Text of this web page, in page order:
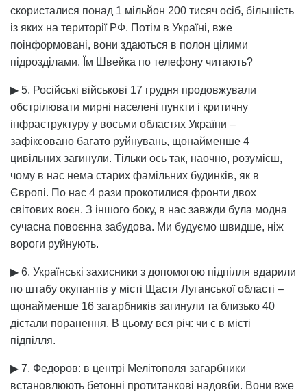
скористалися понад 1 мільйон 200 тисяч осіб, більшість
із яких на території РФ. Потім в Україні, вже
поінформовані, вони здаються в полон цілими
підрозділами. Їм Швейка по телефону читають?
▶ 5. Російські військові 17 грудня продовжували
обстрілювати мирні населені пункти і критичну
інфраструктуру у восьми областях України –
зафіксовано багато руйнувань, щонайменше 4
цивільних загинули. Тільки ось так, наочно, розумієш,
чому в нас нема старих фамільних будинків, як в
Європі. По нас 4 рази прокотилися фронти двох
світових воєн. З іншого боку, в нас завжди була модна
сучасна повоєнна забудова. Ми будуємо швидше, ніж
вороги руйнують.
▶ 6. Українські захисники з допомогою підпілля вдарили
по штабу окупантів у місті Щастя Луганської області –
щонайменше 16 загарбників загинули та близько 40
дістали поранення. В цьому вся річ: чи є в місті
підпілля.
▶ 7. Федоров: в центрі Мелітополя загарбники
встановлюють бетонні протитанкові надовби. Вони вже